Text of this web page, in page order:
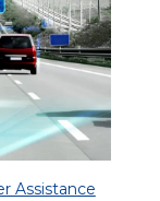
Assistance